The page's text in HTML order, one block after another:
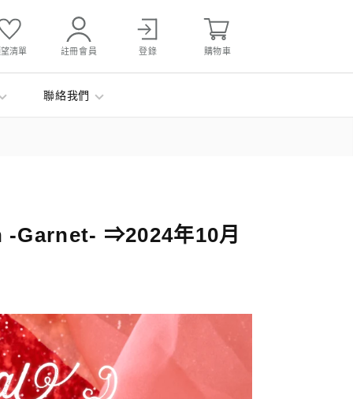
清單 註冊會員 登錄 購物車
聯絡我們
Garnet- ⇒2024年10月